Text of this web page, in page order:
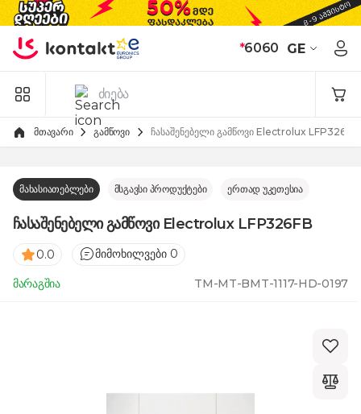
Skip to Content
*6060 GE
მთავარი გამწოვი ჩასაშენებელი გამწოვი Electrolux LFP326FB
მახასიათებლები მსგავსი პროდუქტები ერთად უკეთესია
ჩასაშენებელი გამწოვი Electrolux LFP326FB
0.0 მიმოხილვები 0
მარაგშია TM-MT-BMT-1117-HD-0197